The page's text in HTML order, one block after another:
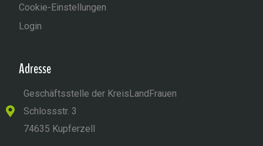
Cookie-Einstellungen
Login
Adresse
Geschäftsstelle der KreisLandFrauen
Schlossstr. 3
74635 Kupferzell